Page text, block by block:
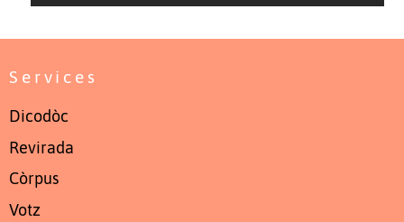
Services
Dicodòc
Revirada
Còrpus
Votz